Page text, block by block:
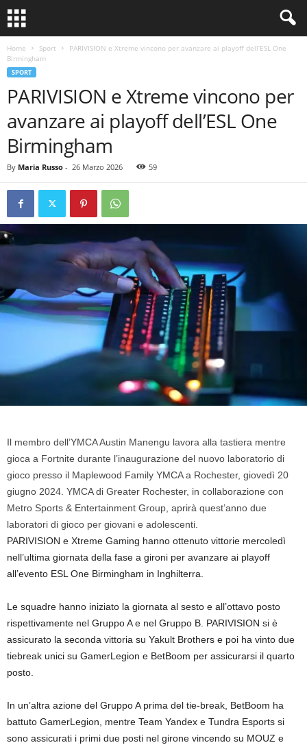
Home Sport
PARIVISION e Xtreme vincono per avanzare ai playoff dell’ESL One
Birmingham
SPORT
PARIVISION e Xtreme vincono per
avanzare ai playoff dell’ESL One
Birmingham
By Maria Russo - 26 Marzo 2026 59
Il membro dell’YMCA Austin Manengu lavora alla tastiera mentre
gioca a Fortnite durante l’inaugurazione del nuovo laboratorio di
gioco presso il Maplewood Family YMCA a Rochester, giovedì 20
giugno 2024. YMCA di Greater Rochester, in collaborazione con
Metro Sports & Entertainment Group, aprirà quest’anno due
laboratori di gioco per giovani e adolescenti.
PARIVISION e Xtreme Gaming hanno ottenuto vittorie mercoledì
nell’ultima giornata della fase a gironi per avanzare ai playoff
all’evento ESL One Birmingham in Inghilterra.
Le squadre hanno iniziato la giornata al sesto e all’ottavo posto
rispettivamente nel Gruppo A e nel Gruppo B. PARIVISION si è
assicurato la seconda vittoria su Yakult Brothers e poi ha vinto due
tiebreak unici su GamerLegion e BetBoom per assicurarsi il quarto
posto.
In un’altra azione del Gruppo A prima del tie-break, BetBoom ha
battuto GamerLegion, mentre Team Yandex e Tundra Esports si
sono assicurati i primi due posti nel girone vincendo su MOUZ e